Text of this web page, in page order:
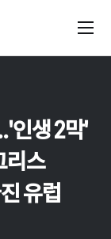
인생 2막'
리스
유럽